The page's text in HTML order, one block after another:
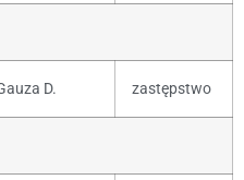
D. zastępstwo